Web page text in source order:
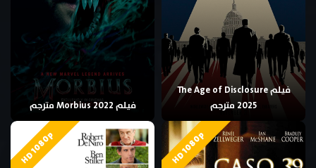
فيلم The Age of Disclosure
2025 مترجم
فيلم Morbius 2022 مترجم
HD 1080p
HD 1080p